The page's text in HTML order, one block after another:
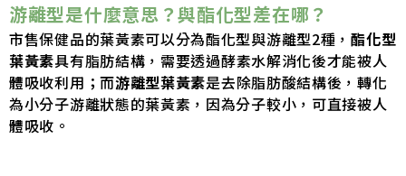
游離型是什麼意思？與酯化型差在哪？
市售保健品的葉黃素可以分為酯化型與游離型2種，酯化型
葉黃素具有脂肪結構，需要透過酵素水解消化後才能被人
體吸收利用；而游離型葉黃素是去除脂肪酸結構後，轉化
為小分子游離狀態的葉黃素，因為分子較小，可直接被人
體吸收。